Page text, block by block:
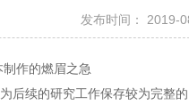
发布时间：
作的燃眉之急
续的研究工作保存较为完整